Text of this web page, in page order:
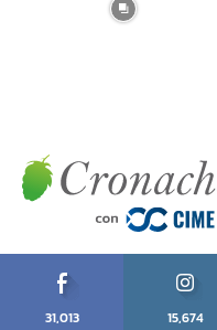
31,013
15,674